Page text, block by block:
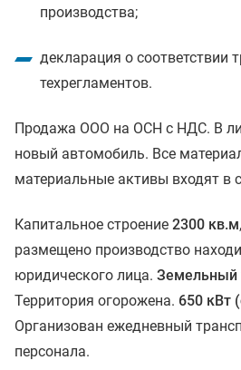
производства;
декларация о соответствии
техрегламентов.
Продажа ООО на ОСН с НДС. В
новый автомобиль. Все
материальные активы входят в
Капитальное строение 2300 кв.м
размещено производство
юридического лица. Земельный
Территория огорожена. 650 кВт
Организован ежедневный
персонала.